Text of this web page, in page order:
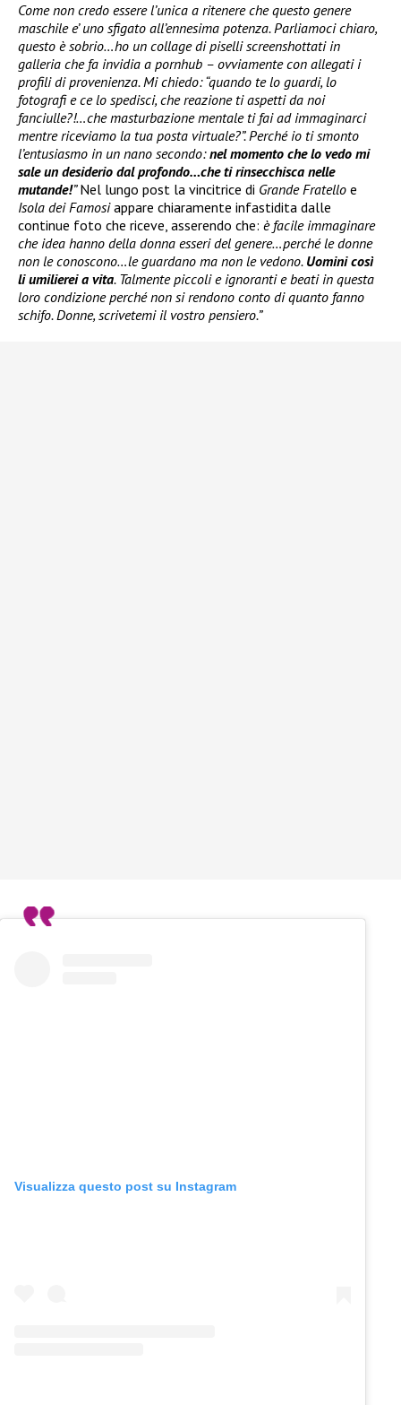
Come non credo essere l’unica a ritenere che questo genere
maschile e’ uno sfigato all’ennesima potenza. Parliamoci chiaro,
questo è sobrio…ho un collage di piselli screenshottati in
galleria che fa invidia a pornhub – ovviamente con allegati i
profili di provenienza. Mi chiedo: “quando te lo guardi, lo
fotografi e ce lo spedisci, che reazione ti aspetti da noi
fanciulle?!…che masturbazione mentale ti fai ad immaginarci
mentre riceviamo la tua posta virtuale?”. Perché io ti smonto
l’entusiasmo in un nano secondo:nel momento che lo vedo mi
sale un desiderio dal profondo…che ti rinsecchisca nelle
mutande!”Nel lungo post la vincitrice di Grande Fratello e
Isola dei Famosiappare chiaramente infastidita dalle
continue foto che riceve, asserendo che: è facile immaginare
che idea hanno della donna esseri del genere…perché le donne
non le conoscono…le guardano ma non le vedono. Uomini così
li umilierei a vita. Talmente piccoli e ignoranti e beati in questa
loro condizione perché non si rendono conto di quanto fanno
schifo. Donne, scrivetemi il vostro pensiero.”
Visualizza questo post su Instagram